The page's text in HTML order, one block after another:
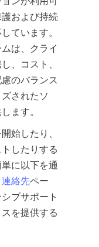
および持続
ています。
は、クライ
、コスト、
のバランス
されたソ
ます。
始したり、
したりする
に以下を通
連絡先ペー
ブサポート
を提供する